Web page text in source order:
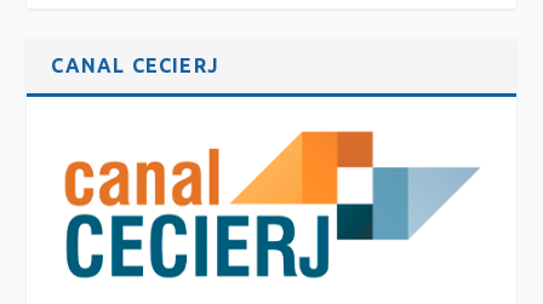
CANAL CECIERJ